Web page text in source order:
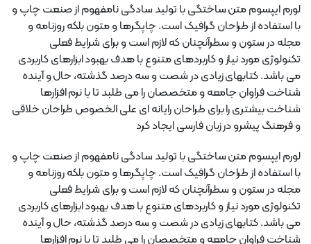
لورم ایپسوم متن ساختگی با تولید سادگی نامفهوم از صنعت چاپ و
با استفاده از طراحان گرافیک است. چاپگرها و متون بلکه روزنامه و
مجله در ستون و سطرآنچنان که لازم است و برای شرایط فعلی
تکنولوژی مورد نیاز و کاربردهای متنوع با هدف بهبود ابزارهای کاربردی
می باشد. کتابهای زیادی در شصت و سه درصد گذشته، حال و آینده
شناخت فراوان جامعه و متخصصان را می طلبد تا با نرم افزارها
شناخت بیشتری را برای طراحان رایانه ای علی الخصوص طراحان خلاقی
و فرهنگ پیشرو در زبان فارسی ایجاد کرد
لورم ایپسوم متن ساختگی با تولید سادگی نامفهوم از صنعت چاپ و
با استفاده از طراحان گرافیک است. چاپگرها و متون بلکه روزنامه و
مجله در ستون و سطرآنچنان که لازم است و برای شرایط فعلی
تکنولوژی مورد نیاز و کاربردهای متنوع با هدف بهبود ابزارهای کاربردی
می باشد. کتابهای زیادی در شصت و سه درصد گذشته، حال و آینده
شناخت فراوان جامعه و متخصصان را می طلبد تا با نرم افزارها